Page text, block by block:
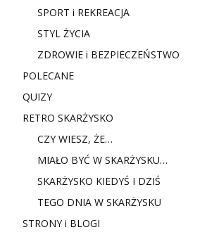
SPORT i REKREACJA
STYL ŻYCIA
ZDROWIE i BEZPIECZEŃSTWO
POLECANE
QUIZY
RETRO SKARŻYSKO
CZY WIESZ, ŻE…
MIAŁO BYĆ W SKARŻYSKU…
SKARŻYSKO KIEDYŚ I DZIŚ
TEGO DNIA W SKARŻYSKU
STRONY i BLOGI